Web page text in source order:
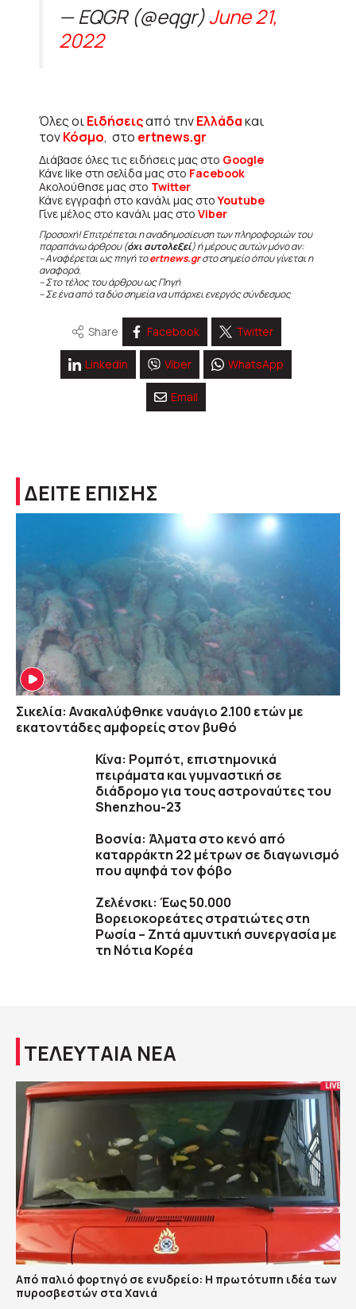
— EQGR (@eqgr)June 21,
2022
Όλες οιΕιδήσειςαπό τηνΕλλάδακαι
τονΚόσμο, στο ertnews.gr
Διάβασε όλες τις ειδήσεις μας στο Google
Κάνε like στη σελίδα μας στο Facebook
Ακολούθησε μας στο Twitter
Κάνε εγγραφή στο κανάλι μας στοYoutube
Γίνε μέλος στο κανάλι μας στο Viber
Προσοχή! Επιτρέπεται η αναδημοσίευση των πληροφοριών του
παραπάνω άρθρου (όχι αυτολεξεί) ή μέρους αυτών μόνο αν:
– Αναφέρεται ως πηγή τοertnews.grστο σημείο όπου γίνεται η
αναφορά.
– Στο τέλος του άρθρου ως Πηγή
– Σε ένα από τα δύο σημεία να υπάρχει ενεργός σύνδεσμος
Share Facebook Twitter
Linkedin Viber WhatsApp
Email
ΔΕΙΤΕ ΕΠΙΣΗΣ
Σικελία: Ανακαλύφθηκε ναυάγιο 2.100 ετών με
εκατοντάδες αμφορείς στον βυθό
Κίνα: Ρομπότ, επιστημονικά
πειράματα και γυμναστική σε
διάδρομο για τους αστροναύτες του
Shenzhou-23
Βοσνία: Άλματα στο κενό από
καταρράκτη 22 μέτρων σε διαγωνισμό
που αψηφά τον φόβο
Ζελένσκι: Έως 50.000
Βορειοκορεάτες στρατιώτες στη
Ρωσία – Ζητά αμυντική συνεργασία με
τη Νότια Κορέα
ΤΕΛΕΥΤΑΙΑ ΝΕΑ
Από παλιό φορτηγό σε ενυδρείο: Η πρωτότυπη ιδέα των
πυροσβεστών στα Χανιά